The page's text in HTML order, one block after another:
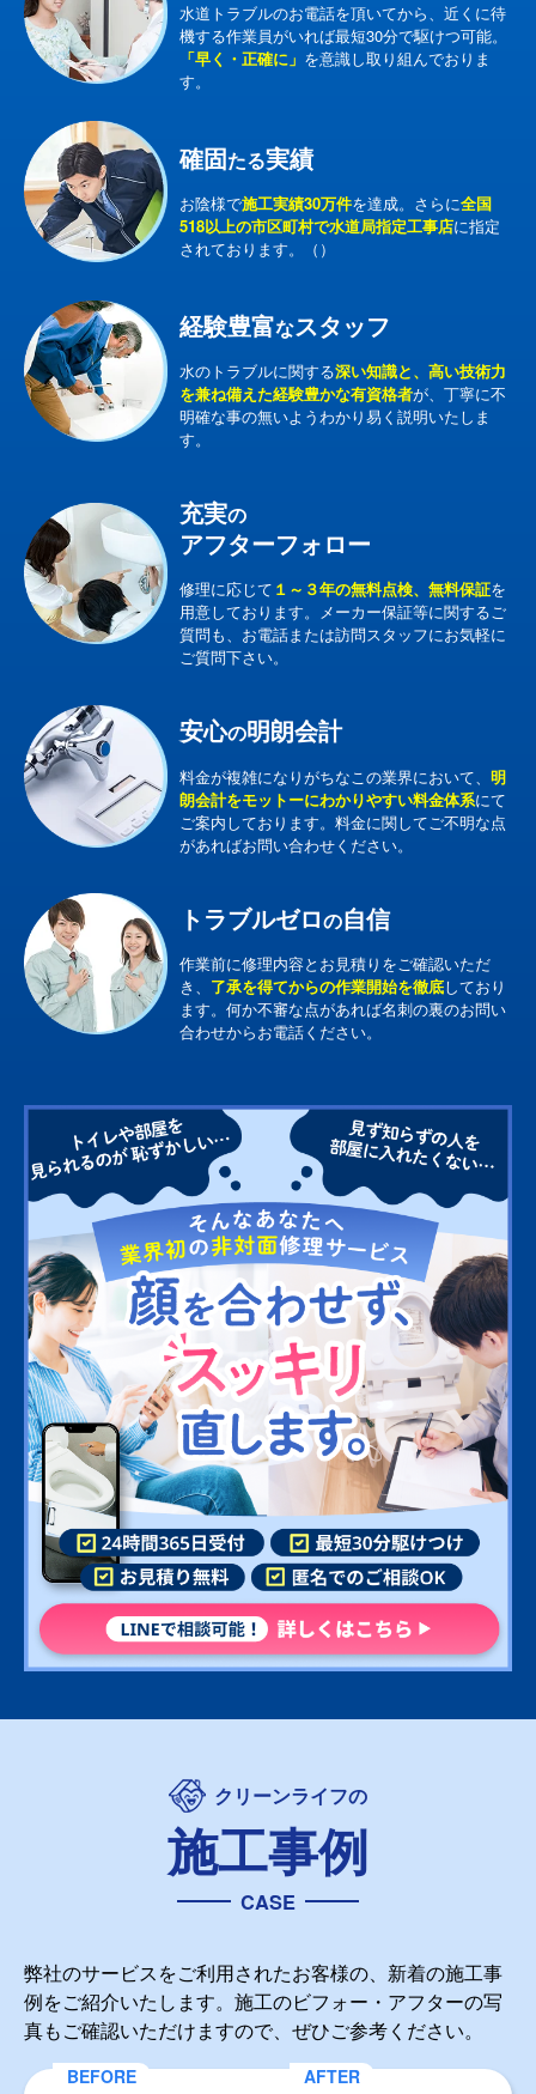
水道トラブルのお電話を頂いてから、近くに待
機する作業員がいれば最短30分で駆けつ可能。
「早く・正確に」 を意識し取り組んでおりま
す。
確固たる実績
お陰様で施工実績30万件を達成。さらに全国
518以上の市区町村で水道局指定工事店に指定
されております。（）
経験豊富なスタッフ
水のトラブルに関する深い知識と、高い技術力
を兼ね備えた経験豊かな有資格者が、丁寧に不
明確な事の無いようわかり易く説明いたしま
す。
充実の
アフターフォロー
修理に応じて １～３年の無料点検、無料保証を
用意しております。メーカー保証等に関するご
質問も、お電話または訪問スタッフにお気軽に
ご質問下さい。
安心の明朗会計
料金が複雑になりがちなこの業界において、 明
朗会計をモットーにわかりやすい料金体系にて
ご案内しております。料金に関してご不明な点
があればお問い合わせください。
トラブルゼロの自信
作業前に修理内容とお見積りをご確認いただ
き、 了承を得てからの作業開始を徹底しており
ます。何か不審な点があれば名刺の裏のお問い
合わせからお電話ください。
クリーンライフの
施工事例
CASE
弊社のサービスをご利用されたお客様の、新着の施工事
例をご紹介いたします。施工のビフォー・アフターの写
真もご確認いただけますので、ぜひご参考ください。